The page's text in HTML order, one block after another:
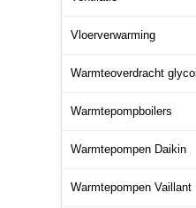
Vloerverwarming
Warmteoverdracht glycol
Warmtepompboilers
Warmtepompen Daikin
Warmtepompen Vaillant